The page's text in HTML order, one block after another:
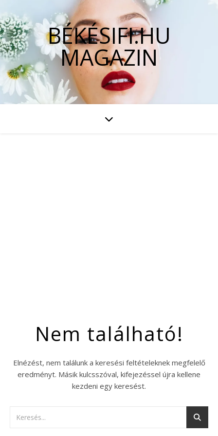
BÉKÉSIFI.HU
MAGAZIN
Nem található!
Elnézést, nem találunk a keresési feltételeknek megfelelő
eredményt. Másik kulcsszóval, kifejezéssel újra kellene
kezdeni egy keresést.